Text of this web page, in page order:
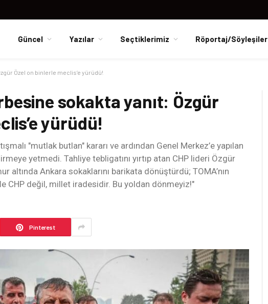
Güncel Yazılar Seçtiklerimiz Röportaj/Söyleşiler
Özel on binlerle meclis’e yürüdü!
sokakta yanıt: Özgür
yürüdü!
"mutlak butlan" kararı ve ardından Genel Merkez’e yapılan
yetmedi. Tahliye tebligatını yırtıp atan CHP lideri Özgür
altında Ankara sokaklarını barikata dönüştürdü; TOMA’nın
CHP değil, millet iradesidir. Bu yoldan dönmeyiz!"
Pinterest